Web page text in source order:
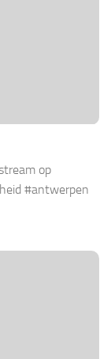
op
#antwerpen